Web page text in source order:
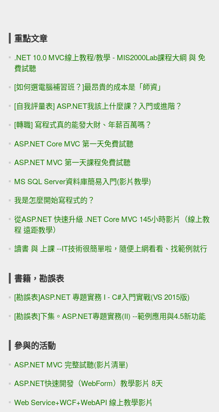
重點文章
.NET 10.0 MVC線上教程/教學 - MIS2000Lab課程大綱 與 免
費試聽
[如何選電腦補習班？]最昂貴的成本是「師資」
[自我評量表] ASP.NET我該上什麼課？入門或進階？
[轉職] 寫程式真的能發大財、年薪百萬嗎？
ASP.NET Core MVC 第一天免費試聽
ASP.NET MVC 第一天課程免費試聽
MS SQL Server資料庫簡易入門(影片教學)
我是怎麼開始寫程式的？
從ASP.NET 快速升級 .NET Core MVC 145小時影片（線上教
程 遠距教學）
讀書 與 上課 --IT技術很簡單啦，隨便上網看看、找範例就行
書籍，勘誤表
[勘誤表]ASP.NET 專題實務 I - C#入門實戰(VS 2015版)
[勘誤表]下集。ASP.NET專題實務(II) --範例應用與4.5新功能
參與的活動
ASP.NET MVC 完整試聽(影片清單)
ASP.NET快速開發（WebForm）教學影片 8天
Web Service+WCF+WebAPI 線上教學影片